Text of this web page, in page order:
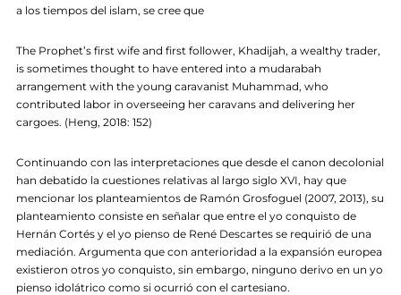
a los tiempos del islam, se cree que
The Prophet’s first wife and first follower, Khadijah, a wealthy trader,
is sometimes thought to have entered into a mudarabah
arrangement with the young caravanist Muhammad, who
contributed labor in overseeing her caravans and delivering her
cargoes. (Heng, 2018: 152)
Continuando con las interpretaciones que desde el canon decolonial
han debatido la cuestiones relativas al largo siglo XVI, hay que
mencionar los planteamientos de Ramón Grosfoguel (2007, 2013), su
planteamiento consiste en señalar que entre el yo conquisto de
Hernán Cortés y el yo pienso de René Descartes se requirió de una
mediación. Argumenta que con anterioridad a la expansión europea
existieron otros yo conquisto, sin embargo, ninguno derivo en un yo
pienso idolátrico como si ocurrió con el cartesiano.